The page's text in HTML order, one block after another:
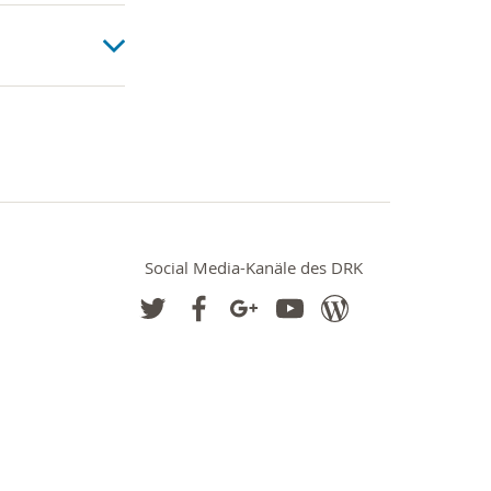
Social Media-Kanäle des DRK